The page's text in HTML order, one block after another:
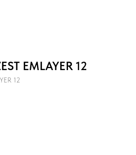
EMLAYER 12
12